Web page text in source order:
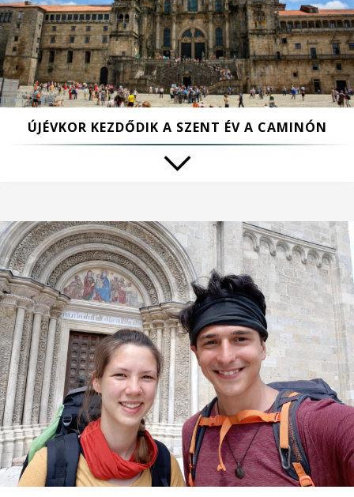
ÚJÉVKOR KEZDŐDIK A SZENT ÉV A CAMINÓN